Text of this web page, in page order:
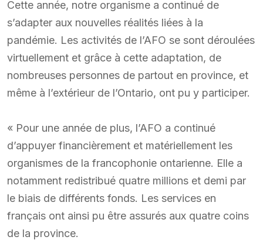
Cette année, notre organisme a continué de
s’adapter aux nouvelles réalités liées à la
pandémie. Les activités de l’AFO se sont déroulées
virtuellement et grâce à cette adaptation, de
nombreuses personnes de partout en province, et
même à l’extérieur de l’Ontario, ont pu y participer.
« Pour une année de plus, l’AFO a continué
d’appuyer financièrement et matériellement les
organismes de la francophonie ontarienne. Elle a
notamment redistribué quatre millions et demi par
le biais de différents fonds. Les services en
français ont ainsi pu être assurés aux quatre coins
de la province.